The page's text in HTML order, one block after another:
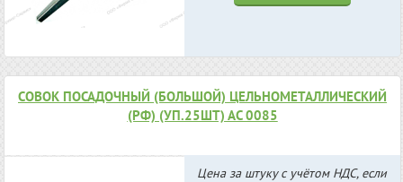
СОВОК ПОСАДОЧНЫЙ (БОЛЬШОЙ) ЦЕЛЬНОМЕТАЛЛИЧЕСКИЙ
(РФ) (УП.25ШТ) АС 0085
Цена за штуку с учётом НДС, если